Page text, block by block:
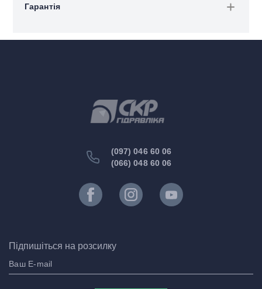
Гарантія
(097) 046 60 06
(066) 048 60 06
Підпишіться на розсилку